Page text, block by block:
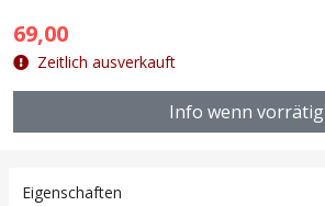
69,00
Zeitlich ausverkauft
Info wenn vorrätig
Eigenschaften